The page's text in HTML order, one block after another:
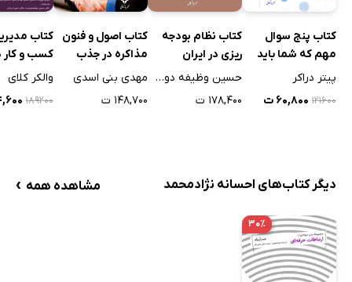
کتاب پنج سوال
مهم که شما باید
درباره کسب و کارتان
پیتر دراکر
۱۲۱۶۰۰ ۶۰,۸۰۰ ت
کتاب نظام بودجه
ریزی در ایران
حسین وظیفه دوست
۱۷۸,۴۰۰ ت
کتاب اصول و فنون
مذاکره در جذب
مشتریان در
مهدی بنی اسدی
۱۴۸,۷۰۰ ت
کتاب
کسب و کار
شیمیایی و
والکر کلای
۱۸۹۲۰۰
دیگر کتاب‌های احسانه نژادمحمد مشاهده همه ›
۳۰٪